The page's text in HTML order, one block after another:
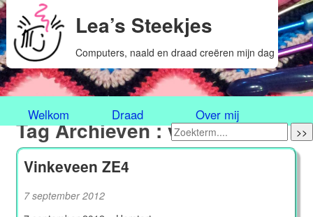
Lea’s Steekjes
Computers, naald en draad creëren mijn dag
Welkom Draad Over mij
>>
Tag Archieven : vinkeveen
Vinkeveen ZE4
7 september 2012